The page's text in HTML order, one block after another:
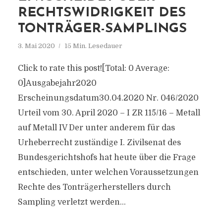
RECHTSWIDRIGKEIT DES
TONTRÄGER-SAMPLINGS
3. Mai 2020 15 Min. Lesedauer
Click to rate this post![Total: 0 Average:
0]Ausgabejahr2020
Erscheinungsdatum30.04.2020 Nr. 046/2020
Urteil vom 30. April 2020 – I ZR 115/16 – Metall
auf Metall IV Der unter anderem für das
Urheberrecht zuständige I. Zivilsenat des
Bundesgerichtshofs hat heute über die Frage
entschieden, unter welchen Voraussetzungen
Rechte des Tonträgerherstellers durch
Sampling verletzt werden...